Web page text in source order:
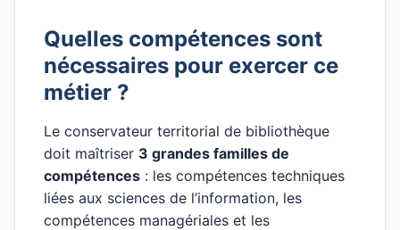
Quelles compétences sont
nécessaires pour exercer ce
métier ?
Le conservateur territorial de bibliothèque
doit maîtriser 3 grandes familles de
compétences : les compétences techniques
liées aux sciences de l’information, les
compétences managériales et les